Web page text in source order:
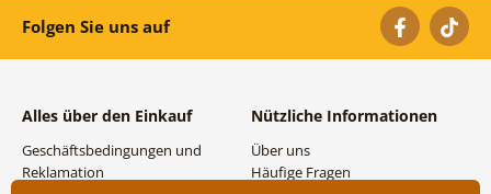
Folgen Sie uns auf
Alles über den Einkauf
Geschäftsbedingungen und
Reklamation
Nützliche Informationen
Über uns
Häufige Fragen